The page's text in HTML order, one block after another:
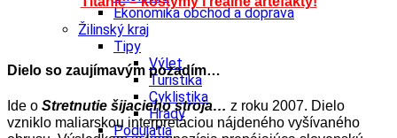
Ekonomika obchod a doprava
Žilinský kraj
Tipy
Výlet
Turistika
Cyklistika
Hrady
Podujatia
Dielo so zaujímavým pozadím…
Ide o Stretnutie šijacieho stroja… z roku 2007. Dielo
vzniklo maliarskou interpretáciou nájdeného vyšívaného